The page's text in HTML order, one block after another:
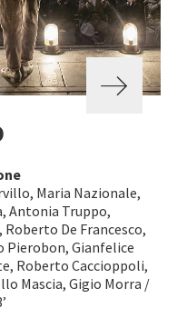
Maria Nazionale,
Antonia Truppo,
De Francesco,
Pierobon, Gianfelice
Roberto Caccioppoli,
Mascia, Gigio Morra /